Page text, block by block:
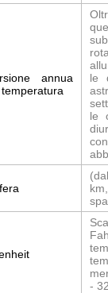
annua
le
le
-